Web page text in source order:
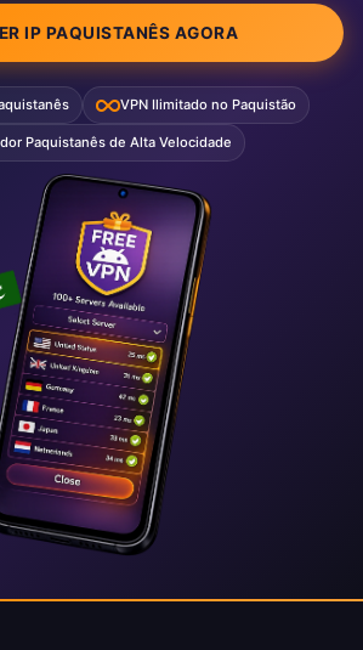
IP PAQUISTANÊS AGORA
VPN Ilimitado no Paquistão
Paquistanês de Alta Velocidade